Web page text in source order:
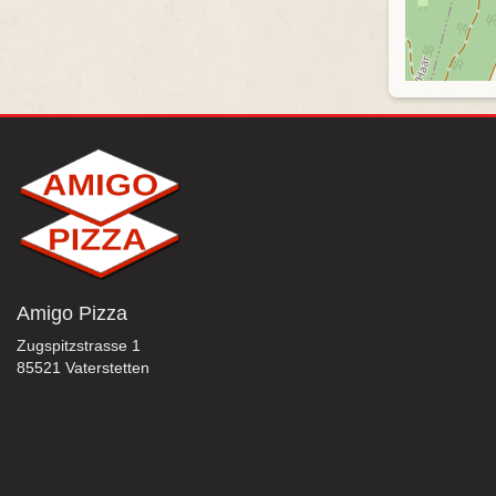
Amigo Pizza
Zugspitzstrasse 1
85521 Vaterstetten